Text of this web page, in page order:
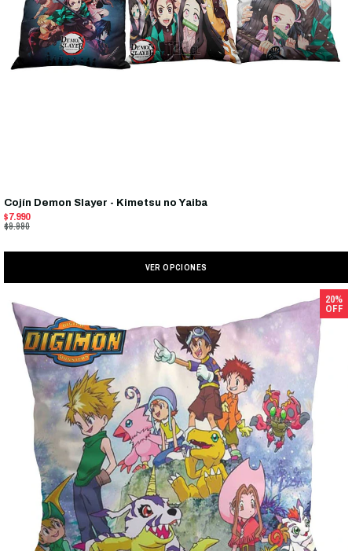
Cojín Demon Slayer - Kimetsu no Yaiba
$7.990
$9.990
VER OPCIONES
20%
OFF